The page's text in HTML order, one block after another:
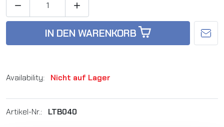
 
IN DEN WARENKORB
Availability: Nicht auf Lager
Artikel-Nr.: LTB040